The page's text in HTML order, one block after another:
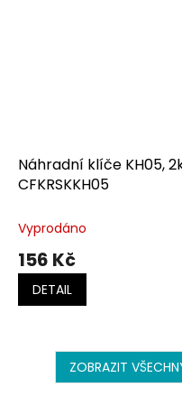
Náhradní klíče KH05,
CFKRSKKH05
Vyprodáno
156 Kč
DETAIL
ZOBRAZIT